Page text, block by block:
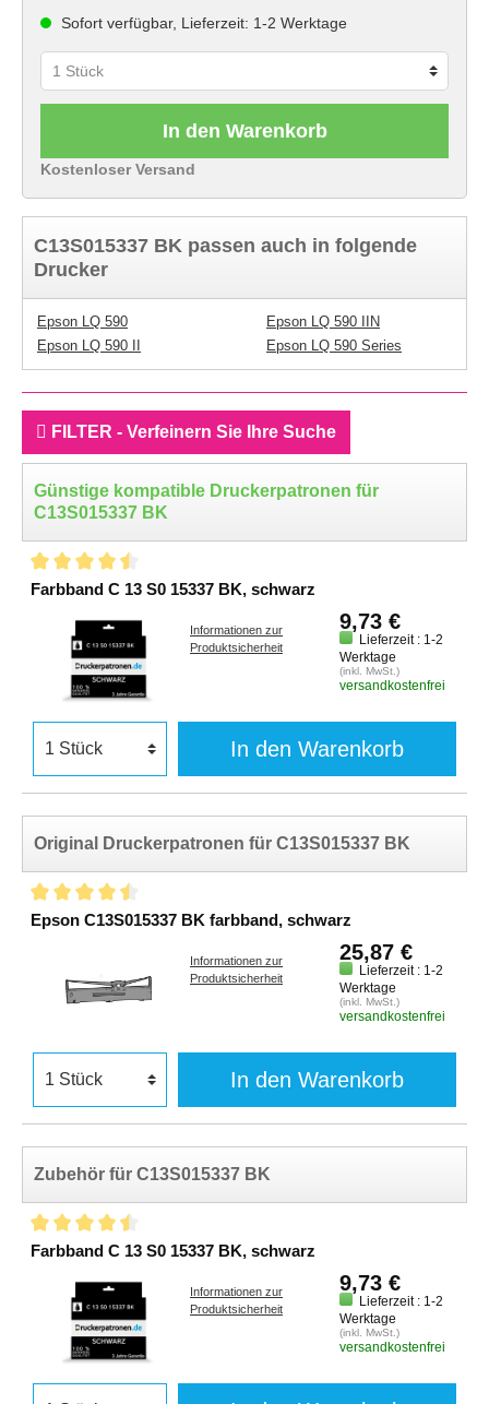
Sofort verfügbar, Lieferzeit: 1-2 Werktage
In den Warenkorb
Kostenloser Versand
C13S015337 BK passen auch in folgende
Drucker
Epson LQ 590
Epson LQ 590 II
Epson LQ 590 IIN
Epson LQ 590 Series
FILTER - Verfeinern Sie Ihre Suche
Günstige kompatible Druckerpatronen für
C13S015337 BK
Farbband C 13 S0 15337 BK, schwarz
Informationen zur
Produktsicherheit
9,73 €
Lieferzeit : 1-2
Werktage
(inkl. MwSt.)
versandkostenfrei
In den Warenkorb
Original Druckerpatronen für C13S015337 BK
Epson C13S015337 BK farbband, schwarz
Informationen zur
Produktsicherheit
25,87 €
Lieferzeit : 1-2
Werktage
(inkl. MwSt.)
versandkostenfrei
In den Warenkorb
Zubehör für C13S015337 BK
Farbband C 13 S0 15337 BK, schwarz
Informationen zur
Produktsicherheit
9,73 €
Lieferzeit : 1-2
Werktage
(inkl. MwSt.)
versandkostenfrei